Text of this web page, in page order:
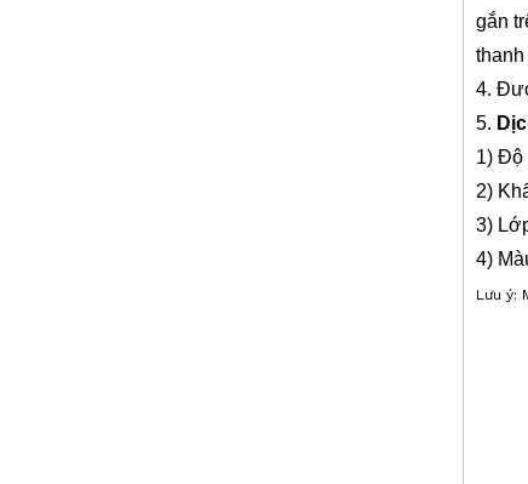
gắn
4.
5.
1) Độ
2)
3)
4)
Lưu ý: